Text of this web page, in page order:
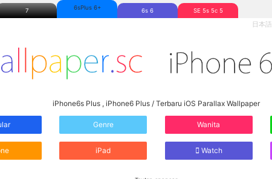
7 6sPlus 6+ 6s 6 SE 5s 5c 5
日本語
iPhone6s Plus , iPhone6 Plus / Terbaru iOS Parallax Wallpaper
Genre Wanita
iPad Watch